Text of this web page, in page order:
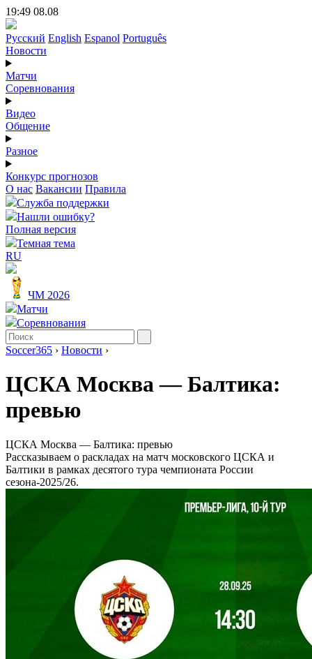
19:49 08.08
Русский English Espanol Português
Новости
Матчи
Соревнования
Видео
Общение
Разное
Конкурс прогнозов
О нас Вакансии Правила
Служба поддержки
Нашли ошибку?
Полная версия
Темная тема
RU
ЧМ 2026
Матчи
Соревнования
Soccer365 › Новости ›
ЦСКА Москва ― Балтика:
превью
ЦСКА Москва ― Балтика: превью
Рассказываем о раскладах на матч московского ЦСКА и
Балтики в рамках десятого тура чемпионата России
сезона-2025/26.